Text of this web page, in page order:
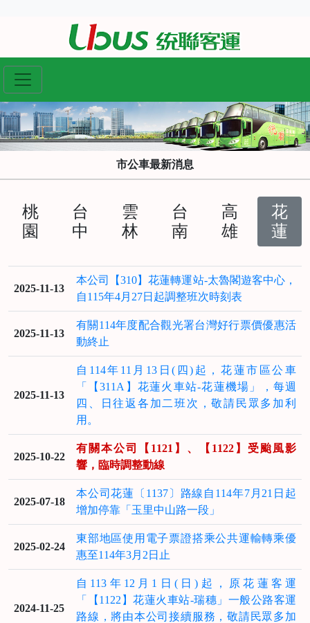
市公車最新消息
桃
園
台
中
雲
林
台
南
高
雄
花
蓮
2025-11-13
本公司【310】花蓮轉運站-太魯閣遊客中心，
自115年4月27日起調整班次時刻表
2025-11-13
有關114年度配合觀光署台灣好行票價優惠活
動終止
2025-11-13
自114年11月13日(四)起，花蓮市區公車
「【311A】花蓮火車站-花蓮機場」，每週
四、日往返各加二班次，敬請民眾多加利
用。
2025-10-22
有關本公司【1121】、【1122】受颱風影
響，臨時調整動線
2025-07-18
本公司花蓮〔1137〕路線自114年7月21日起
增加停靠「玉里中山路一段」
2025-02-24
東部地區使用電子票證搭乘公共運輸轉乘優
惠至114年3月2日止
2024-11-25
自113年12月1日(日)起，原花蓮客運
「【1122】花蓮火車站-瑞穗」一般公路客運
路線，將由本公司接續服務，敬請民眾多加